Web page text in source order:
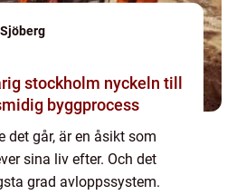
nyckeln till
byggprocess
det går, är en åsikt som
sina liv efter. Och det
grad avloppssystem.